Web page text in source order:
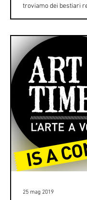
troviamo dei bestiari
25 mag 2019